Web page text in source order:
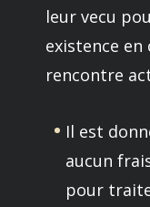
leur vecu
existence en
rencontre
Il est
aucun
pour